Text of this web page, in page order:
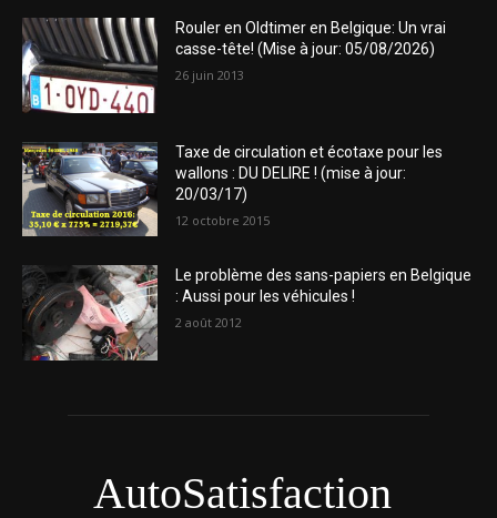
Rouler en Oldtimer en Belgique: Un vrai
casse-tête! (Mise à jour: 05/08/2026)
26 juin 2013
Taxe de circulation et écotaxe pour les
wallons : DU DELIRE ! (mise à jour:
20/03/17)
12 octobre 2015
Le problème des sans-papiers en Belgique
: Aussi pour les véhicules !
2 août 2012
AutoSatisfaction